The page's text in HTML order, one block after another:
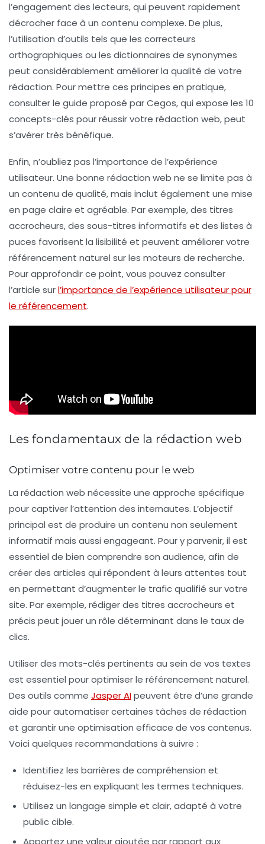
l’engagement des lecteurs, qui peuvent rapidement
décrocher face à un contenu complexe. De plus,
l’utilisation d’outils tels que les correcteurs
orthographiques ou les dictionnaires de synonymes
peut considérablement améliorer la qualité de votre
rédaction. Pour mettre ces principes en pratique,
consulter le guide proposé par Cegos, qui expose les 10
concepts-clés pour réussir votre rédaction web, peut
s’avérer très bénéfique.
Enfin, n’oubliez pas l’importance de l’expérience
utilisateur. Une bonne rédaction web ne se limite pas à
un contenu de qualité, mais inclut également une mise
en page claire et agréable. Par exemple, des titres
accrocheurs, des sous-titres informatifs et des listes à
puces favorisent la lisibilité et peuvent améliorer votre
référencement naturel sur les moteurs de recherche.
Pour approfondir ce point, vous pouvez consulter
l’article surl’importance de l’expérience utilisateur pour
le référencement.
Les fondamentaux de la rédaction web
Optimiser votre contenu pour le web
La rédaction web nécessite une approche spécifique
pour captiver l’attention des internautes. L’objectif
principal est de produire un contenu non seulement
informatif mais aussi engageant. Pour y parvenir, il est
essentiel de bien comprendre son audience, afin de
créer des articles qui répondent à leurs attentes tout
en permettant d’augmenter le trafic qualifié sur votre
site. Par exemple, rédiger des titres accrocheurs et
précis peut jouer un rôle déterminant dans le taux de
clics.
Utiliser des mots-clés pertinents au sein de vos textes
est essentiel pour optimiser le référencement naturel.
Des outils comme Jasper AIpeuvent être d’une grande
aide pour automatiser certaines tâches de rédaction
et garantir une optimisation efficace de vos contenus.
Voici quelques recommandations à suivre :
Identifiez les barrières de compréhension et
réduisez-les en expliquant les termes techniques.
Utilisez un langage simple et clair, adapté à votre
public cible.
Apportez une valeur ajoutée par rapport aux